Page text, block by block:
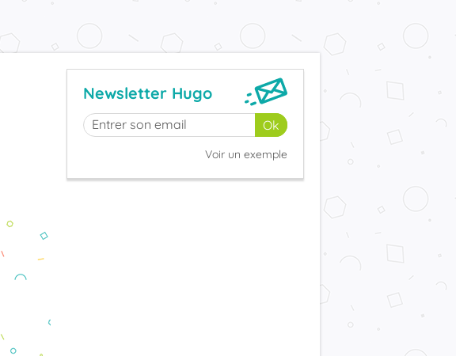
Newsletter Hugo
Voir un exemple